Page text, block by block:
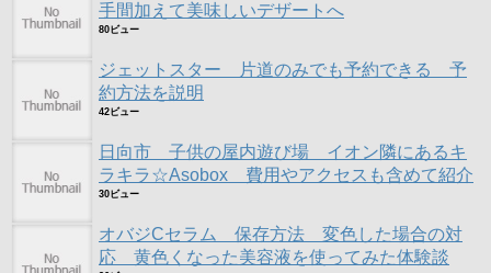
手間加えて美味しいデザートへ
80ビュー
ジェットスター 片道のみでも予約できる 予
約方法を説明
42ビュー
日向市 子供の屋内遊び場 イオン隣にあるキ
ラキラ☆Asobox 費用やアクセスも含めて紹介
30ビュー
オバジCセラム 保存方法 変色した場合の対
応 黄色くなった美容液を使ってみた体験談